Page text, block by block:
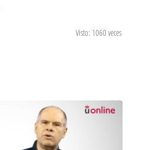
Visto: 1060 veces